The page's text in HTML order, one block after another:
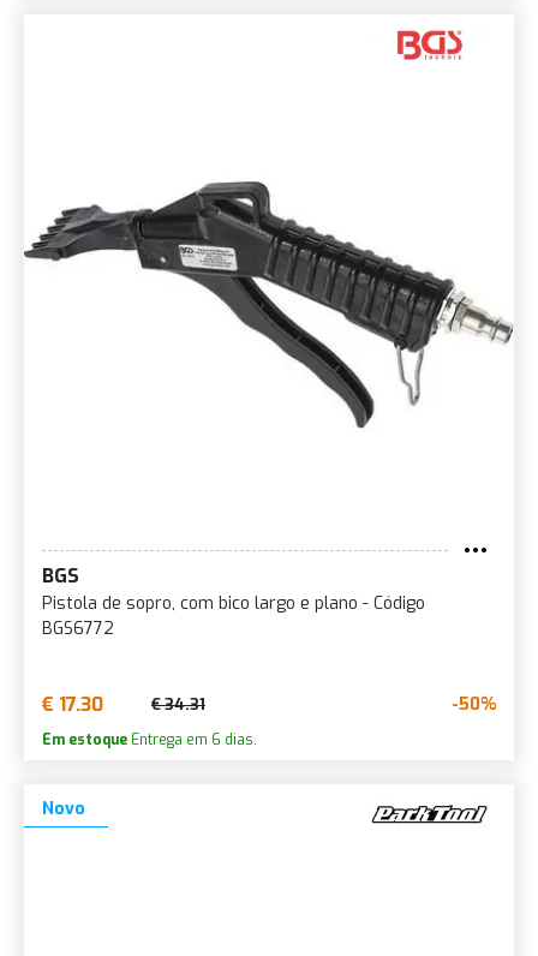
BGS
Pistola de sopro, com bico largo e plano - Código
BGS6772
€ 17.30 € 34.31 -50%
Em estoque Entrega em 6 dias.
Novo